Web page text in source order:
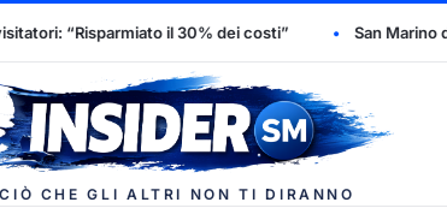
il 30% dei costi” San Marino dichiara
CIÒ CHE GLI ALTRI NON TI DIRANNO